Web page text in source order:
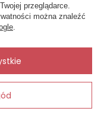
przeglądarce.
można znaleźć
.